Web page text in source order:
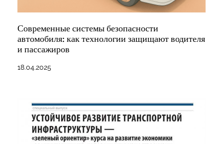
Современные системы безопасности
автомобиля: как технологии защищают водителя
и пассажиров
18.04.2025